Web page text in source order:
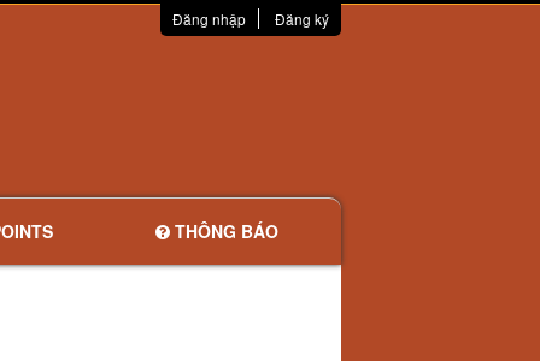
Đăng nhập Đăng ký
THÔNG BÁO